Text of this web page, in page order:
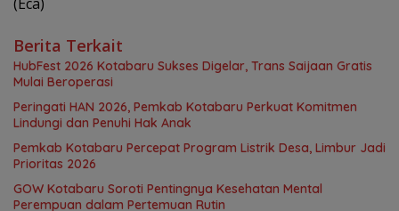
Berita Terkait
HubFest 2026 Kotabaru Sukses Digelar, Trans Saijaan Gratis
Mulai Beroperasi
Peringati HAN 2026, Pemkab Kotabaru Perkuat Komitmen
Lindungi dan Penuhi Hak Anak
Pemkab Kotabaru Percepat Program Listrik Desa, Limbur Jadi
Prioritas 2026
GOW Kotabaru Soroti Pentingnya Kesehatan Mental
Perempuan dalam Pertemuan Rutin